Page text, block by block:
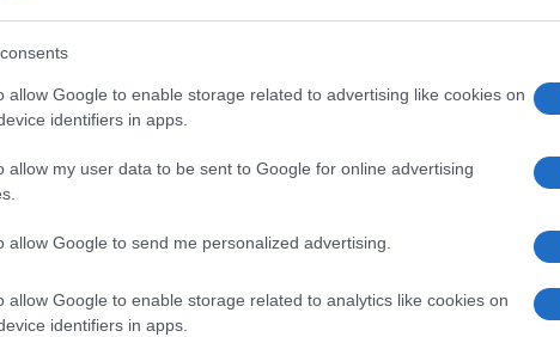
allow Google to enable storage related to advertising like cookies on
identifiers in apps.
allow my user data to be sent to Google for online advertising
allow Google to send me personalized advertising.
allow Google to enable storage related to analytics like cookies on
identifiers in apps.